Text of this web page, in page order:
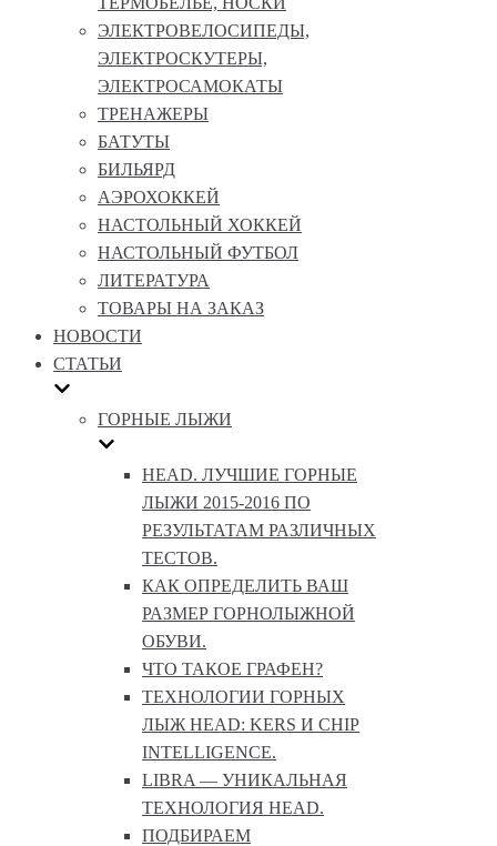
ЭЛЕКТРОВЕЛОСИПЕДЫ,
ЭЛЕКТРОСКУТЕРЫ,
ЭЛЕКТРОСАМОКАТЫ
ТРЕНАЖЕРЫ
БАТУТЫ
БИЛЬЯРД
АЭРОХОККЕЙ
НАСТОЛЬНЫЙ ХОККЕЙ
НАСТОЛЬНЫЙ ФУТБОЛ
ЛИТЕРАТУРА
ТОВАРЫ НА ЗАКАЗ
НОВОСТИ
СТАТЬИ
ГОРНЫЕ ЛЫЖИ
HEAD. ЛУЧШИЕ ГОРНЫЕ
ЛЫЖИ 2015-2016 ПО
РЕЗУЛЬТАТАМ РАЗЛИЧНЫХ
ТЕСТОВ.
КАК ОПРЕДЕЛИТЬ ВАШ
РАЗМЕР ГОРНОЛЫЖНОЙ
ОБУВИ.
ЧТО ТАКОЕ ГРАФЕН?
ТЕХНОЛОГИИ ГОРНЫХ
ЛЫЖ HEAD: KERS И CHIP
INTELLIGENCE.
LIBRA — УНИКАЛЬНАЯ
ТЕХНОЛОГИЯ HEAD.
ПОДБИРАЕМ